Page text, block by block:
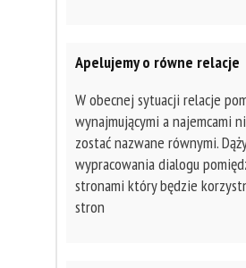
Apelujemy o równe relacje
W obecnej sytuacji relacje
wynajmującymi a najemcami
zostać nazwane równymi.
wypracowania dialogu
stronami który będzie
stron